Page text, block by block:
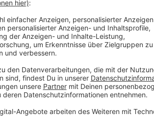
Weitere Infos und Links
So informieren die Stadtwerke
So berichtet RP Online